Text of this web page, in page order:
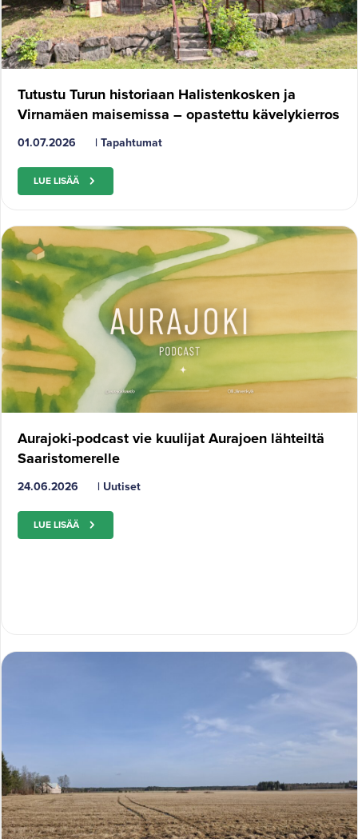
Tutustu Turun historiaan Halistenkosken ja
Virnamäen maisemissa – opastettu kävelykierros
01.07.2026 | Tapahtumat
LUE LISÄÄ
Aurajoki-podcast vie kuulijat Aurajoen lähteiltä
Saaristomerelle
24.06.2026 | Uutiset
LUE LISÄÄ